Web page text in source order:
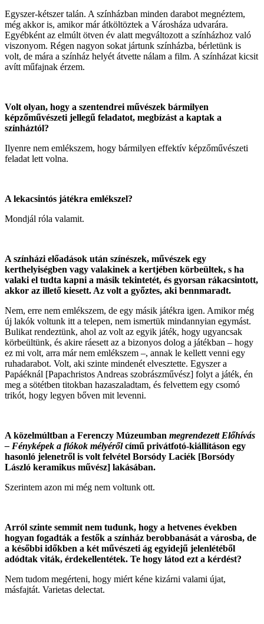
Egyszer-kétszer talán. A színházban minden darabot megnéztem,
még akkor is, amikor már átköltöztek a Városháza udvarára.
Egyébként az elmúlt ötven év alatt megváltozott a színházhoz való
viszonyom. Régen nagyon sokat jártunk színházba, bérletünk is
volt, de mára a színház helyét átvette nálam a film. A színházat kicsit
avítt műfajnak érzem.
Volt olyan, hogy a szentendrei művészek bármilyen
képzőművészeti jellegű feladatot, megbízást a kaptak a
színháztól?
Ilyenre nem emlékszem, hogy bármilyen effektív képzőművészeti
feladat lett volna.
A lekacsintós játékra emlékszel?
Mondjál róla valamit.
A színházi előadások után színészek, művészek egy
kerthelyiségben vagy valakinek a kertjében körbeültek, s ha
valaki el tudta kapni a másik tekintetét, és gyorsan rákacsintott,
akkor az illető kiesett. Az volt a győztes, aki bennmaradt.
Nem, erre nem emlékszem, de egy másik játékra igen. Amikor még
új lakók voltunk itt a telepen, nem ismertük mindannyian egymást.
Bulikat rendeztünk, ahol az volt az egyik játék, hogy ugyancsak
körbeültünk, és akire ráesett az a bizonyos dolog a játékban – hogy
ez mi volt, arra már nem emlékszem –, annak le kellett venni egy
ruhadarabot. Volt, aki szinte mindenét elvesztette. Egyszer a
Papáéknál [Papachristos Andreas szobrászművész] folyt a játék, én
meg a sötétben titokban hazaszaladtam, és felvettem egy csomó
trikót, hogy legyen bőven mit levenni.
A közelmúltban a Ferenczy Múzeumban megrendezett Előhívás
– Fényképek a fiókok mélyérőlcímű privátfotó-kiállításon egy
hasonló jelenetről is volt felvétel Borsódy Laciék [Borsódy
László keramikus művész] lakásában.
Szerintem azon mi még nem voltunk ott.
Arról szinte semmit nem tudunk, hogy a hetvenes években
hogyan fogadták a festők a színház berobbanását a városba, de
a későbbi időkben a két művészeti ág egyidejű jelenlétéből
adódtak viták, érdekellentétek. Te hogy látod ezt a kérdést?
Nem tudom megérteni, hogy miért kéne kizárni valami újat,
másfajtát. Varietas delectat.